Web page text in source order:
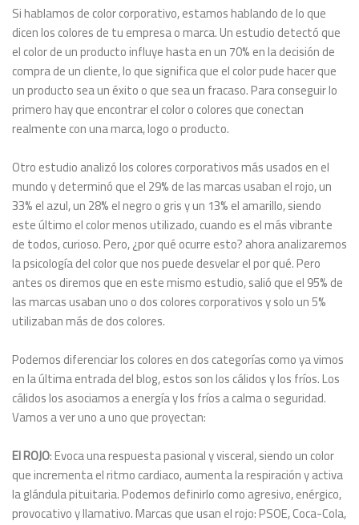
Si hablamos de color corporativo, estamos hablando de lo que
dicen los colores de tu empresa o marca. Un estudio detectó que
el color de un producto influye hasta en un 70% en la decisión de
compra de un cliente, lo que significa que el color pude hacer que
un producto sea un éxito o que sea un fracaso. Para conseguir lo
primero hay que encontrar el color o colores que conectan
realmente con una marca, logo o producto.
Otro estudio analizó los colores corporativos más usados en el
mundo y determinó que el 29% de las marcas usaban el rojo, un
33% el azul, un 28% el negro o gris y un 13% el amarillo, siendo
este último el color menos utilizado, cuando es el más vibrante
de todos, curioso. Pero, ¿por qué ocurre esto? ahora analizaremos
la psicología del color que nos puede desvelar el por qué. Pero
antes os diremos que en este mismo estudio, salió que el 95% de
las marcas usaban uno o dos colores corporativos y solo un 5%
utilizaban más de dos colores.
Podemos diferenciar los colores en dos categorías como ya vimos
en la última entrada del blog, estos son los cálidos y los fríos. Los
cálidos los asociamos a energía y los fríos a calma o seguridad.
Vamos a ver uno a uno que proyectan:
El ROJO: Evoca una respuesta pasional y visceral, siendo un color
que incrementa el ritmo cardiaco, aumenta la respiración y activa
la glándula pituitaria. Podemos definirlo como agresivo, enérgico,
provocativo y llamativo. Marcas que usan el rojo: PSOE, Coca-Cola,